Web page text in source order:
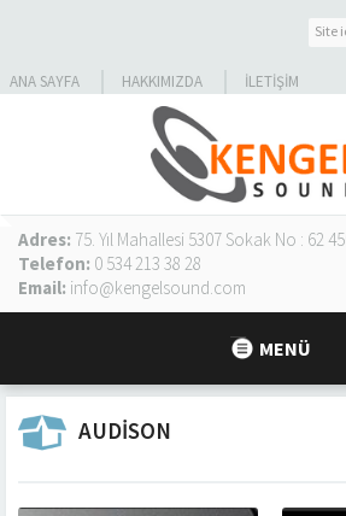
ANA SAYFA HAKKIMIZDA İLETIŞIM
Adres: 75. Yıl Mahallesi 5307 Sokak No : 62
Telefon: 0 534 213 38 28
Email: info@kengelsound.com
MENÜ
AUDISON